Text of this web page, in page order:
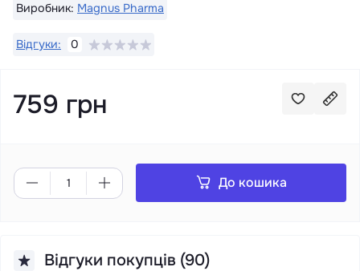
Виробник: Magnus Pharma
Відгуки: 0
759 грн
До кошика
Відгуки покупців (90)